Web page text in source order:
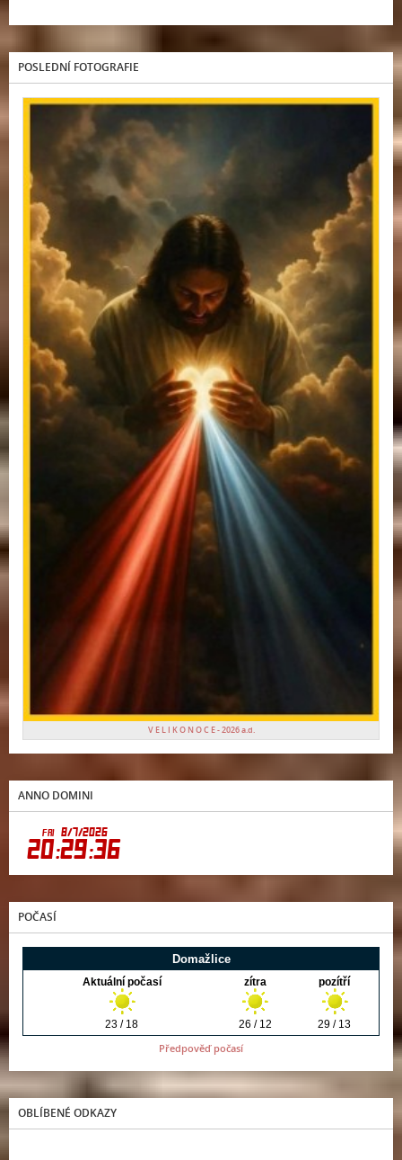
POSLEDNÍ FOTOGRAFIE
V E L I K O N O C E - 2026 a.d.
ANNO DOMINI
POČASÍ
Předpověď počasí
OBLÍBENÉ ODKAZY